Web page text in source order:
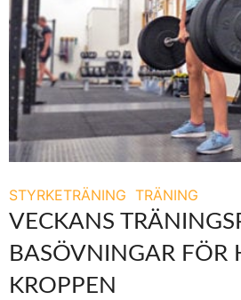
STYRKETRÄNING TRÄNING
VECKANS
BASÖVNINGAR FÖR
KROPPEN